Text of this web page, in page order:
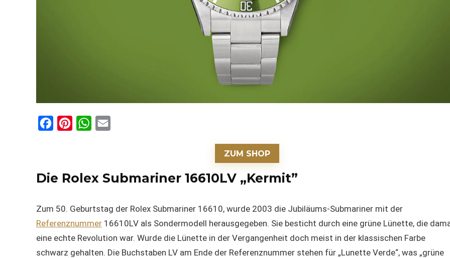
b
o
k
e
e
s
t
W
s
p
p
l
ZUM SHOP
Die Rolex Submariner 16610LV „Kermit”
Zum 50. Geburtstag der Rolex Submariner 16610, wurde 2003 die Jubiläums-Submariner mit der
Referenznummer 16610LV als Sondermodell herausgegeben. Sie besticht durch eine grüne Lünette, die
eine echte Revolution war. Wurde die Lünette in der Vergangenheit doch meist in der klassischen Farbe
schwarz gehalten. Die Buchstaben LV am Ende der Referenznummer stehen für „Lunette Verde“, was „grüne